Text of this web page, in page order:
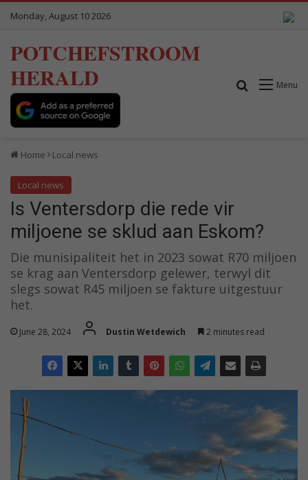
Monday, August 10 2026
POTCHEFSTROOM
HERALD
Menu
Search for
Home Local news
Local news
Is Ventersdorp die rede vir
miljoene se sklud aan Eskom?
Die munisipaliteit het in 2023 sowat R70 miljoen
se krag aan Ventersdorp gelewer, terwyl dit
slegs sowat R45 miljoen se fakture uitgestuur
het.
June 28, 2024 Dustin Wetdewich 2 minutes read